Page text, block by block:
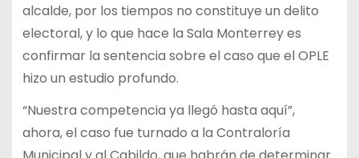
alcalde, por los tiempos no constituye un delito
electoral, y lo que hace la Sala Monterrey es
confirmar la sentencia sobre el caso que el OPLE
hizo un estudio profundo.
“Nuestra competencia ya llegó hasta aquí”,
ahora, el caso fue turnado a la Contraloría